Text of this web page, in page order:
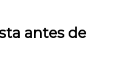
antes de